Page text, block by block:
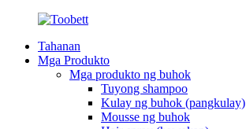
Tahanan
Mga Produkto
Mga produkto ng buhok
Tuyong shampoo
Kulay ng buhok (pangkulay)
Mousse ng buhok